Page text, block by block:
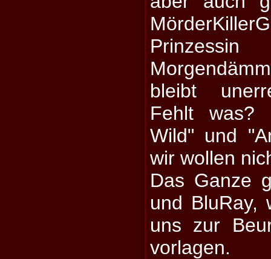
bleibt
Fehlt was?
Wild" und
wir wollen
Das Ganze
und BluRay,
uns zur
vorlagen.